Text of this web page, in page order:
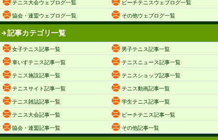
テニス大会ウェブログ一覧 ビーチテニスウェブログ一覧
協会・連盟ウェブログ一覧 その他ウェブログ一覧
記事カテゴリ一覧
女子テニス記事一覧 男子テニス記事一覧
車いすテニス記事一覧 テニスニュース記事一覧
テニス施設記事一覧 テニスショップ記事一覧
テニスサイト記事一覧 テニス動画記事一覧
テニス雑誌記事一覧 学生テニス記事一覧
テニス大会記事一覧 ビーチテニス記事一覧
協会・連盟記事一覧 その他記事一覧